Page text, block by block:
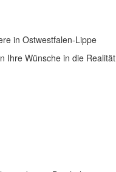
Ihre Wünsche in die Realität